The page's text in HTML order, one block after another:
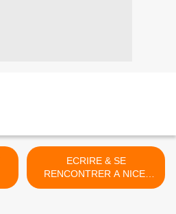
ECRIRE & SE
RENCONTRER A NICE,
samedi 11 novembre >